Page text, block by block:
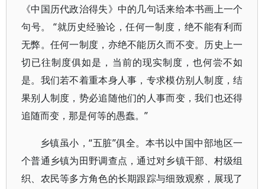
《中国历代政治得失》中的几句话来给本书画上一个
句号。 “就历史经验论，任何一制度，绝不能有利而
无弊。任何一制度，亦绝不能历久而不变。历史上一
切已往制度俱如是，当前的现实制度，也何尝不如
是。我们若不着重本身人事，专求模仿别人制度，结
果别人制度，势必追随他们的人事而变，我们也还得
追随而变，那是何等的愚蠢。”
乡镇虽小，“五脏”俱全。本书以中国中部地区一
个普通乡镇为田野调查点，通过对乡镇干部、村级组
织、农民等多方角色的长期跟踪与细致观察，展现了